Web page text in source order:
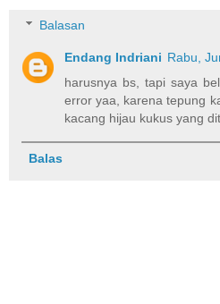
Balasan
Endang Indriani Rabu,
harusnya bs, tapi saya
error yaa, karena tepung
kacang hijau kukus yang
Balas